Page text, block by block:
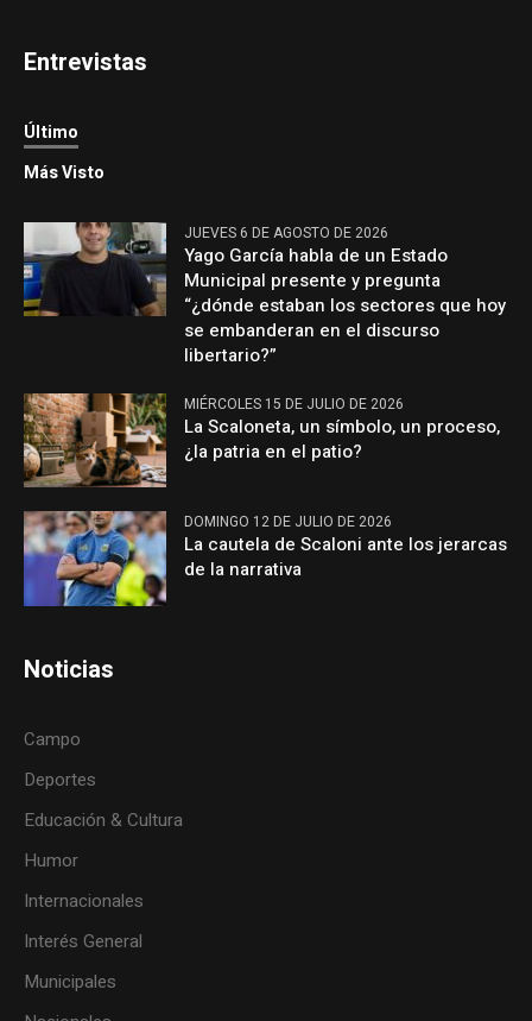
Entrevistas
Último
Más Visto
JUEVES 6 DE AGOSTO DE 2026
Yago García habla de un Estado
Municipal presente y pregunta
“¿dónde estaban los sectores que hoy
se embanderan en el discurso
libertario?”
MIÉRCOLES 15 DE JULIO DE 2026
La Scaloneta, un símbolo, un proceso,
¿la patria en el patio?
DOMINGO 12 DE JULIO DE 2026
La cautela de Scaloni ante los jerarcas
de la narrativa
Noticias
Campo
Deportes
Educación & Cultura
Humor
Internacionales
Interés General
Municipales